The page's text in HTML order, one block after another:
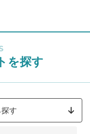
を探す
す